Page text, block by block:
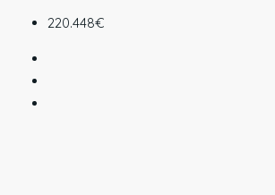
220.448€